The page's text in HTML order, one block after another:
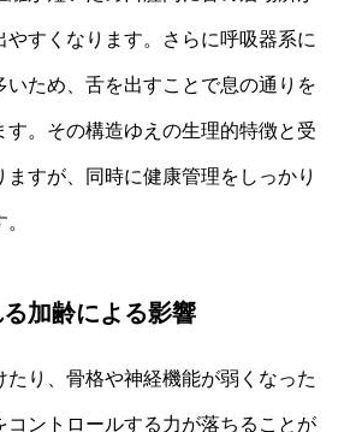
やすくなります。さらに呼吸器系に
いため、舌を出すことで息の通りを
す。その構造ゆえの生理的特徴と受
ますが、同時に健康管理をしっかり
加齢による影響
たり、骨格や神経機能が弱くなった
コントロールする力が落ちることが